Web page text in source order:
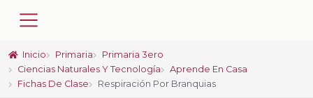
Inicio Primaria
Primaria 3ero
Ciencias Naturales Y Tecnología
Aprende En Casa
Fichas De Clase
Respiración Por Branquias